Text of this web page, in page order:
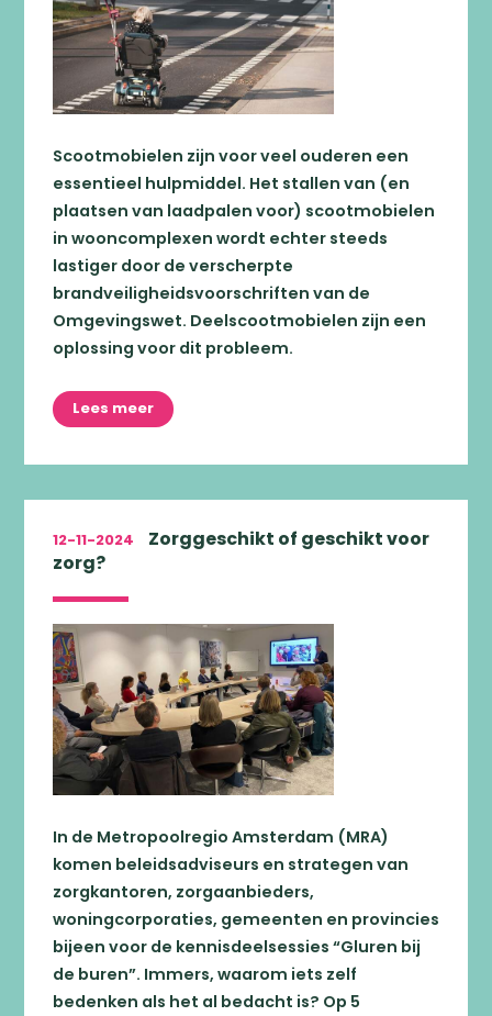
Scootmobielen zijn voor veel ouderen een
essentieel hulpmiddel. Het stallen van (en
plaatsen van laadpalen voor) scootmobielen
in wooncomplexen wordt echter steeds
lastiger door de verscherpte
brandveiligheidsvoorschriften van de
Omgevingswet. Deelscootmobielen zijn een
oplossing voor dit probleem.
Lees meer
12-11-2024
Zorggeschikt of geschikt voor
zorg?
In de Metropoolregio Amsterdam (MRA)
komen beleidsadviseurs en strategen van
zorgkantoren, zorgaanbieders,
woningcorporaties, gemeenten en provincies
bijeen voor de kennisdeelsessies “Gluren bij
de buren”. Immers, waarom iets zelf
bedenken als het al bedacht is? Op 5